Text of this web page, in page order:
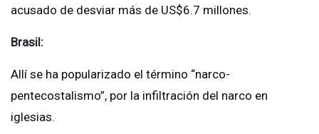
acusado de desviar más de US$6.7 millones.
Brasil:
Allí se ha popularizado el término “narco-
pentecostalismo”, por la infiltración del narco en
iglesias.